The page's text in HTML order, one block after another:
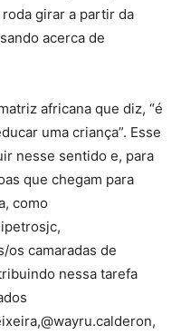
girar a partir da
acerca de
africana que diz, “é
uma criança”. Esse
nesse sentido e, para
que chegam para
como
os camaradas de
nessa tarefa